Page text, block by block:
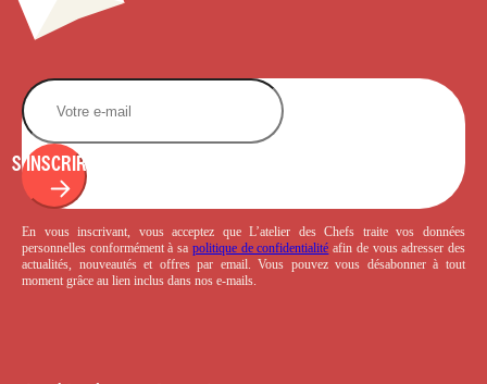
S'INSCRIRE
En vous inscrivant, vous acceptez que L’atelier des Chefs traite vos données
personnelles conformément à sa politique de confidentialité afin de vous adresser des
actualités, nouveautés et offres par email. Vous pouvez vous désabonner à tout
moment grâce au lien inclus dans nos e-mails.